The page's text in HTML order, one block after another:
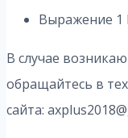
Выражение 1
В случае
обращайтесь в
сайта: